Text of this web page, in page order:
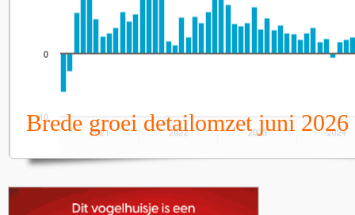
Brede groei detailomzet juni 2026